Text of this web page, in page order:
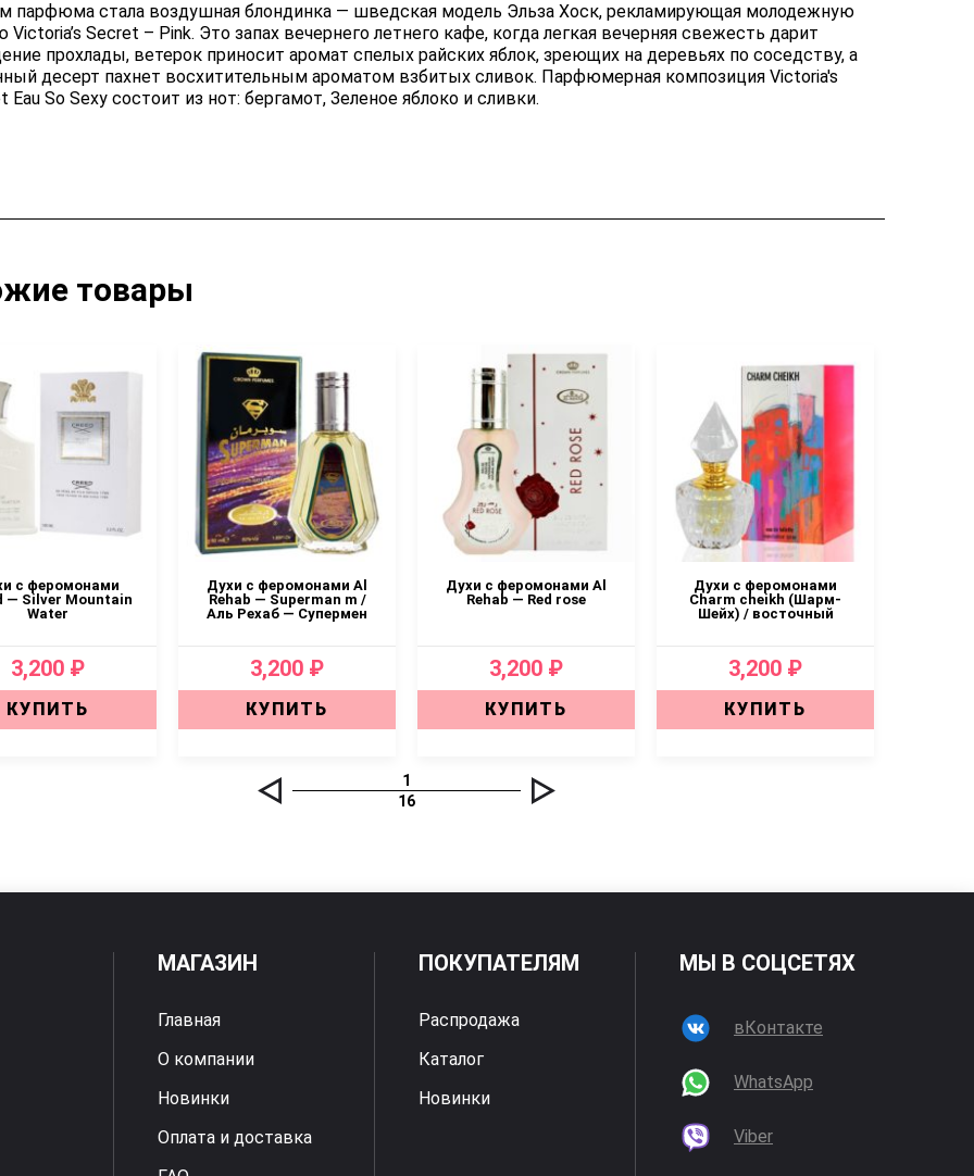
парфюма стала воздушная блондинка — шведская модель Эльза Хоск, рекламирующая молодежную
Victoria’s Secret – Pink. Это запах вечернего летнего кафе, когда легкая вечерняя свежесть дарит
прохлады, ветерок приносит аромат спелых райских яблок, зреющих на деревьях по соседству, а
десерт пахнет восхитительным ароматом взбитых сливок. Парфюмерная композиция Victoria's
Eau So Sexy состоит из нот: бергамот, Зеленое яблоко и сливки.
товары
с феромонами
— Silver Mountain
Water
3,200 ₽
КУПИТЬ
Духи с феромонами Al
Rehab — Superman m /
Аль Рехаб — Супермен
3,200 ₽
КУПИТЬ
Духи с феромонами Al
Rehab — Red rose
3,200 ₽
КУПИТЬ
Духи с феромонами
Charm cheikh (Шарм-
Шейх) / восточный
3,200 ₽
КУПИТЬ
1
16
МАГАЗИН
Главная
О компании
Новинки
Оплата и доставка
ПОКУПАТЕЛЯМ
Распродажа
Каталог
Новинки
МЫ В СОЦСЕТЯХ
вКонтакте
WhatsApp
Viber